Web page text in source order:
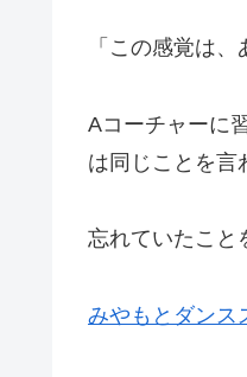
「この感覚は
Aコーチャーに
は同じことを言
忘れていたこと
みやもとダンス